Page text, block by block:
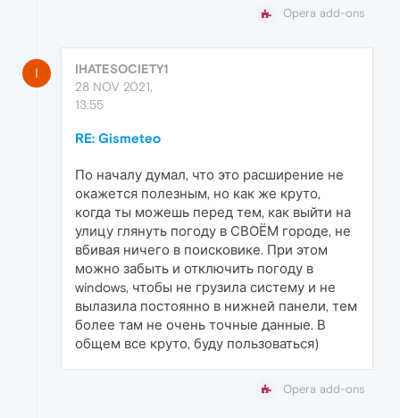
Opera add-ons
I
IHATESOCIETY1
28 NOV 2021,
13:55
RE: Gismeteo
По началу думал, что это расширение не
окажется полезным, но как же круто,
когда ты можешь перед тем, как выйти на
улицу глянуть погоду в СВОЁМ городе, не
вбивая ничего в поисковике. При этом
можно забыть и отключить погоду в
windows, чтобы не грузила систему и не
вылазила постоянно в нижней панели, тем
более там не очень точные данные. В
общем все круто, буду пользоваться)
Opera add-ons